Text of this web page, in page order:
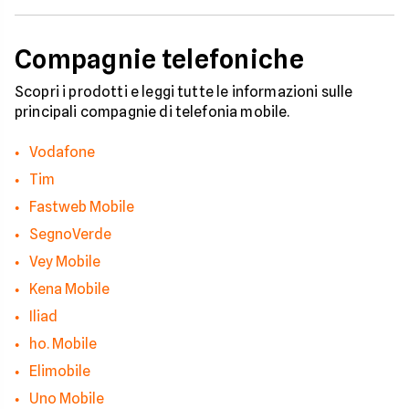
Compagnie telefoniche
Scopri i prodotti e leggi tutte le informazioni sulle
principali compagnie di telefonia mobile.
Vodafone
Tim
Fastweb Mobile
SegnoVerde
Vey Mobile
Kena Mobile
Iliad
ho. Mobile
Elimobile
Uno Mobile